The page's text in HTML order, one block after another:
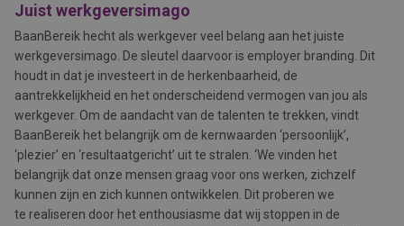
Juist werkgeversimago
BaanBereik hecht als werkgever veel belang aan het juiste
werkgeversimago. De sleutel daarvoor is employer branding. Dit
houdt in dat je investeert in de herkenbaarheid, de
aantrekkelijkheid en het onderscheidend vermogen van jou als
werkgever. Om de aandacht van de talenten te trekken, vindt
BaanBereik het belangrijk om de kernwaarden ‘persoonlijk’,
‘plezier’ en ‘resultaatgericht’ uit te stralen. ‘We vinden het
belangrijk dat onze mensen graag voor ons werken, zichzelf
kunnen zijn en zich kunnen ontwikkelen. Dit proberen we
te realiseren door het enthousiasme dat wij stoppen in de